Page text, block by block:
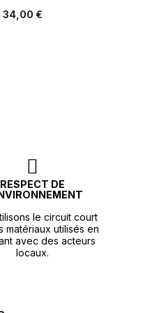
34,00 €
RESPECT DE
le circuit court
matériaux utilisés en
avec des acteurs
locaux.